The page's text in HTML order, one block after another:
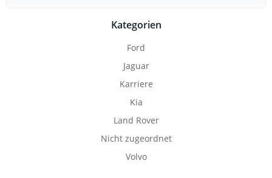
Kategorien
Ford
Jaguar
Karriere
Kia
Land Rover
Nicht zugeordnet
Volvo